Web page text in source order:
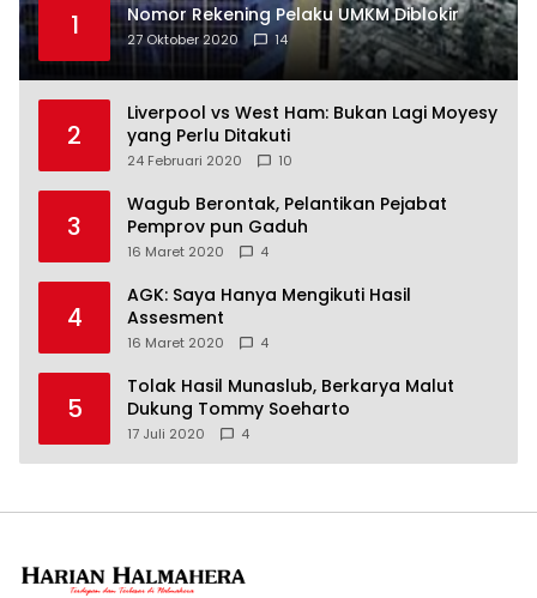
1 Nomor Rekening Pelaku UMKM Diblokir
27 Oktober 2020 14
2
Liverpool vs West Ham: Bukan Lagi Moyesy
yang Perlu Ditakuti
24 Februari 2020 10
3
Wagub Berontak, Pelantikan Pejabat
Pemprov pun Gaduh
16 Maret 2020 4
4
AGK: Saya Hanya Mengikuti Hasil
Assesment
16 Maret 2020 4
5
Tolak Hasil Munaslub, Berkarya Malut
Dukung Tommy Soeharto
17 Juli 2020 4